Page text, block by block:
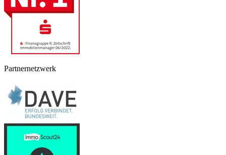
Partnernetzwerk